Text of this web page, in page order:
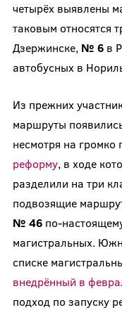
четырёх выявлены
таковым относятся
Дзержинске, № 6в
автобусных в
Из прежних
маршруты
несмотря на громко
реформу, в ходе
разделили на три
подвозящие
№ 46по-
магистральных.
списке
внедрённый в
подход по запуску